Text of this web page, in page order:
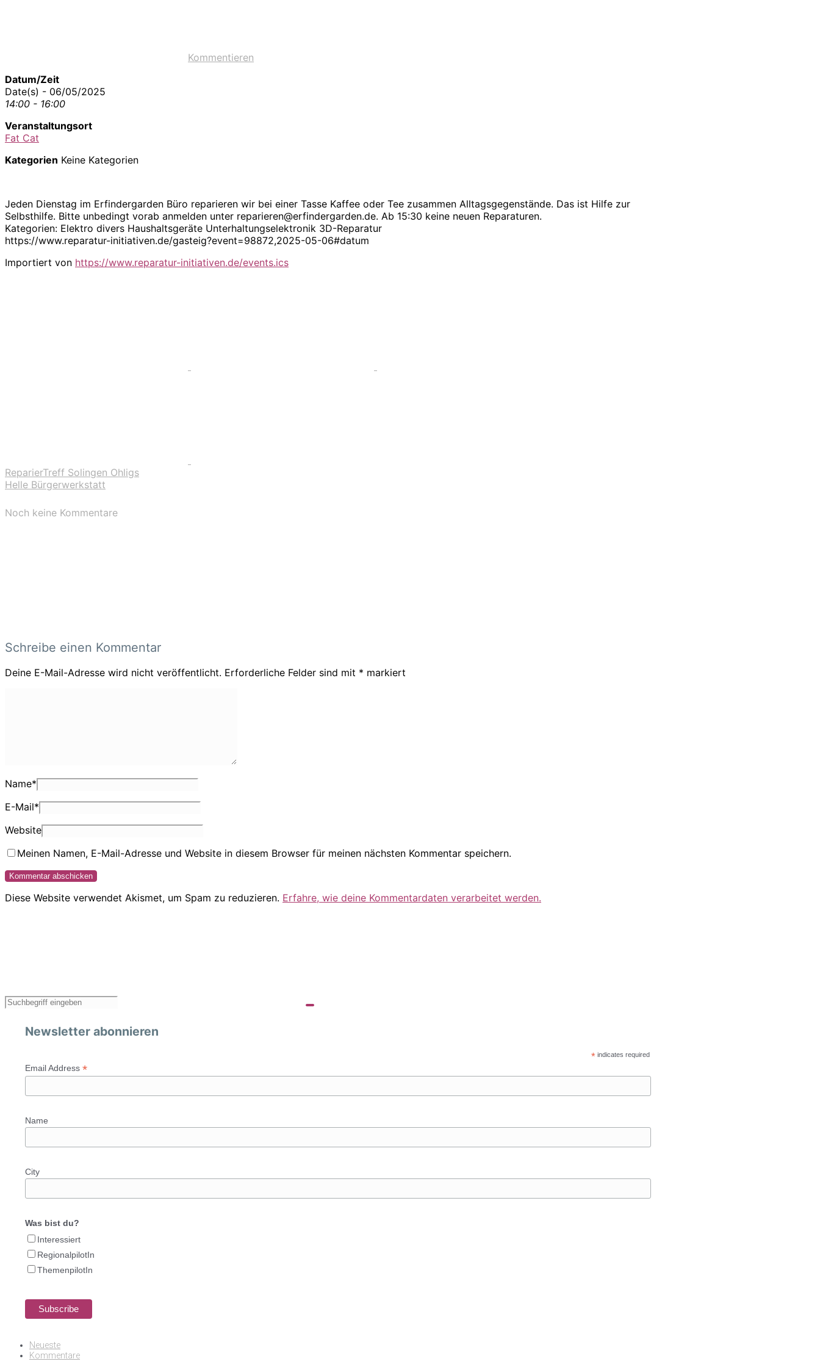
Kommentieren
Datum/Zeit
Date(s) - 06/05/2025
14:00 - 16:00
Veranstaltungsort
Fat Cat
Kategorien Keine Kategorien
Jeden Dienstag im Erfindergarden Büro reparieren wir bei einer Tasse Kaffee oder Tee zusammen Alltagsgegenstände. Das ist Hilfe zur
Selbsthilfe. Bitte unbedingt vorab anmelden unter reparieren@erfindergarden.de. Ab 15:30 keine neuen Reparaturen.
Kategorien: Elektro divers Haushaltsgeräte Unterhaltungselektronik 3D-Reparatur
https://www.reparatur-initiativen.de/gasteig?event=98872,2025-05-06#datum
Importiert von https://www.reparatur-initiativen.de/events.ics
ReparierTreff Solingen Ohligs
Helle Bürgerwerkstatt
Noch keine Kommentare
Schreibe einen Kommentar
Deine E-Mail-Adresse wird nicht veröffentlicht. Erforderliche Felder sind mit * markiert
Name*
E-Mail*
Website
Meinen Namen, E-Mail-Adresse und Website in diesem Browser für meinen nächsten Kommentar speichern.
Diese Website verwendet Akismet, um Spam zu reduzieren. Erfahre, wie deine Kommentardaten verarbeitet werden.
Newsletter abonnieren
* indicates required
Email Address *
Name
City
Was bist du?
Interessiert
RegionalpilotIn
ThemenpilotIn
Neueste
Kommentare